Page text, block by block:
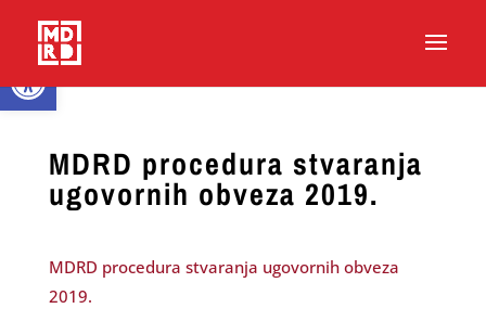
Open toolbar
MDRD procedura stvaranja
ugovornih obveza 2019.
MDRD procedura stvaranja ugovornih obveza
2019.